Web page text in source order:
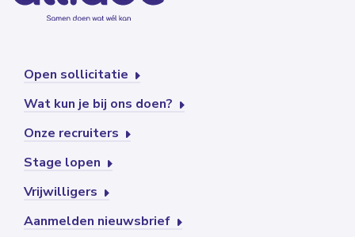
Open sollicitatie
Wat kun je bij ons doen?
Onze recruiters
Stage lopen
Vrijwilligers
Aanmelden nieuwsbrief